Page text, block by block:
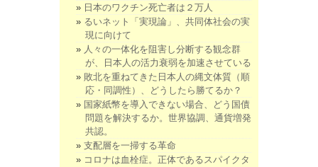
日本のワクチン死亡者は２万人
るいネット「実現論」、共同体社会の実
現に向けて
人々の一体化を阻害し分断する観念群
が、日本人の活力衰弱を加速させている
敗北を重ねてきた日本人の縄文体質（順
応・同調性）、どうしたら勝てるか？
国家紙幣を導入できない場合、どう国債
問題を解決するか。世界協調、通貨増発
共認。
支配層を一掃する革命
コロナは血栓症。正体であるスパイクタ